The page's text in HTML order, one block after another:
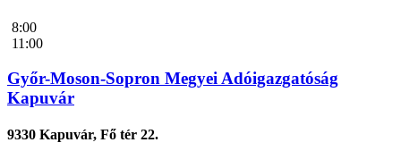
8:00
11:00
Győr-Moson-Sopron Megyei Adóigazgatóság
Kapuvár
9330 Kapuvár, Fő tér 22.